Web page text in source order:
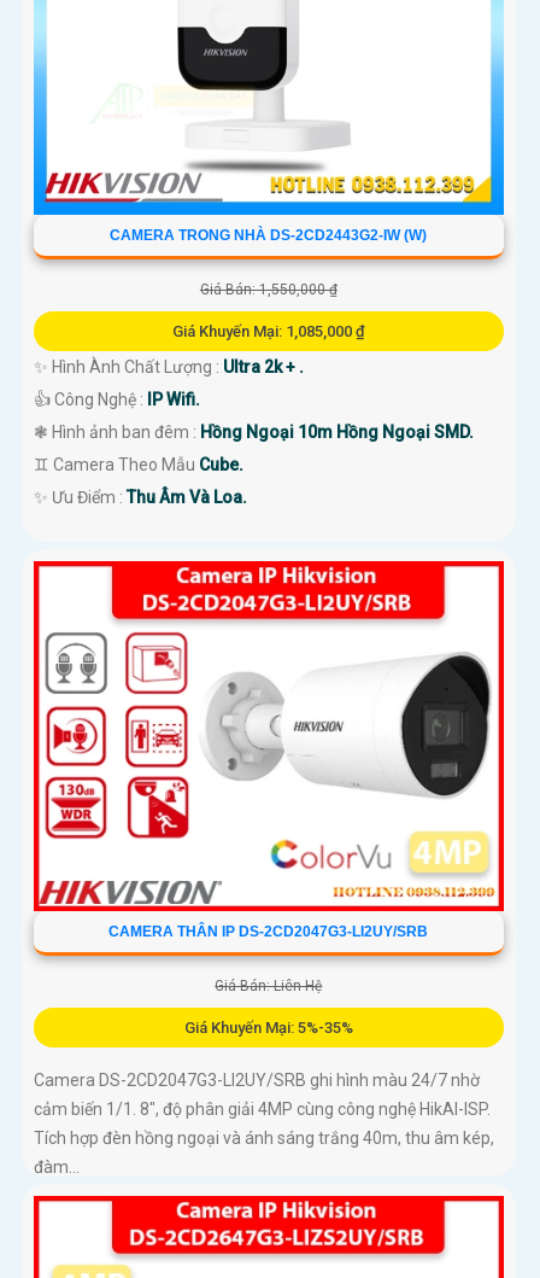
CAMERA TRONG NHÀ DS-2CD2443G2-IW (W)
Giá Bán: 1,550,000 ₫
Giá Khuyến Mại: 1,085,000 ₫
✨ Hình Ành Chất Lượng : Ultra 2k + .
👍 Công Nghệ : IP Wifi.
❃ Hình ảnh ban đêm : Hồng Ngoại 10m Hồng Ngoại SMD.
♊ Camera Theo Mẫu Cube.
️✨ Ưu Điểm :Thu Âm Và Loa.
CAMERA THÂN IP DS-2CD2047G3-LI2UY/SRB
Giá Bán: Liên Hệ
Giá Khuyến Mại: 5%-35%
Camera DS-2CD2047G3-LI2UY/SRB ghi hình màu 24/7 nhờ
cảm biến 1/1. 8", độ phân giải 4MP cùng công nghệ HikAI-ISP.
Tích hợp đèn hồng ngoại và ánh sáng trắng 40m, thu âm kép,
đàm...